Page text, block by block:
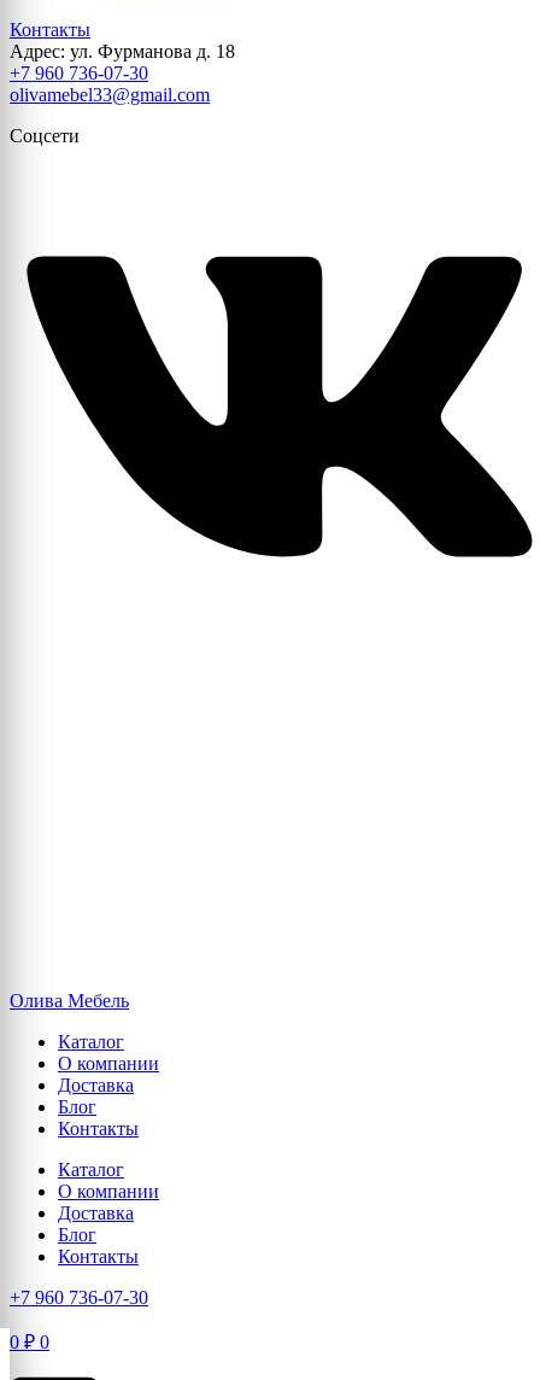
Контакты
Адрес: ул. Фурманова д. 18
+7 960 736-07-30
olivamebel33@gmail.com
Соцсети
Олива Мебель
Каталог
О компании
Доставка
Блог
Контакты
Каталог
О компании
Доставка
Блог
Контакты
+7 960 736-07-30
0 ₽ 0